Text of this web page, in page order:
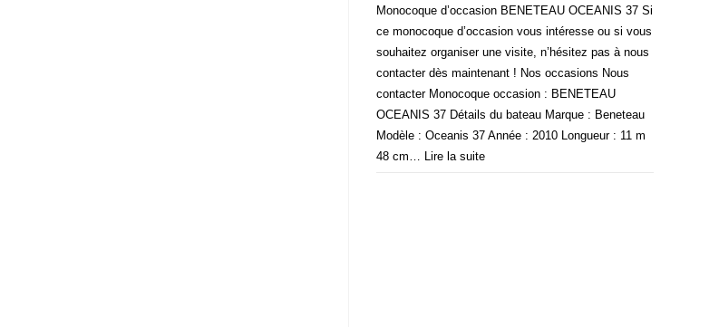
Monocoque d’occasion BENETEAU OCEANIS 37 Si
ce monocoque d’occasion vous intéresse ou si vous
souhaitez organiser une visite, n’hésitez pas à nous
contacter dès maintenant ! Nos occasions Nous
contacter Monocoque occasion : BENETEAU
OCEANIS 37 Détails du bateau Marque : Beneteau
Modèle : Oceanis 37 Année : 2010 Longueur : 11 m
48 cm… Lire la suite